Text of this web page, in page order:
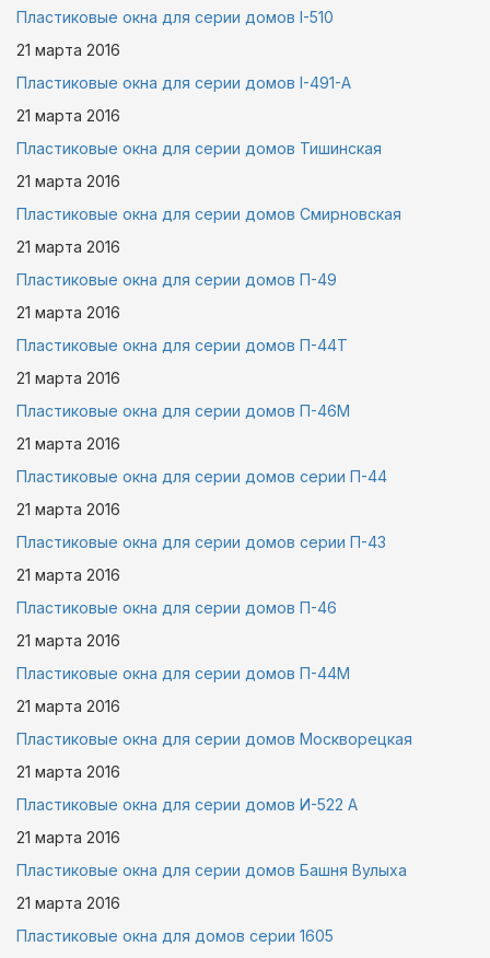
Пластиковые окна для серии домов I-510
21 марта 2016
Пластиковые окна для серии домов I-491-А
21 марта 2016
Пластиковые окна для серии домов Тишинская
21 марта 2016
Пластиковые окна для серии домов Смирновская
21 марта 2016
Пластиковые окна для серии домов П-49
21 марта 2016
Пластиковые окна для серии домов П-44Т
21 марта 2016
Пластиковые окна для серии домов П-46М
21 марта 2016
Пластиковые окна для серии домов серии П-44
21 марта 2016
Пластиковые окна для серии домов серии П-43
21 марта 2016
Пластиковые окна для серии домов П-46
21 марта 2016
Пластиковые окна для серии домов П-44М
21 марта 2016
Пластиковые окна для серии домов Москворецкая
21 марта 2016
Пластиковые окна для серии домов И-522 А
21 марта 2016
Пластиковые окна для серии домов Башня Вулыха
21 марта 2016
Пластиковые окна для домов серии 1605